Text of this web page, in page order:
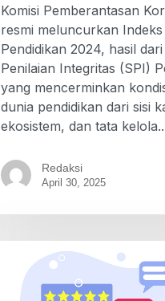
Komisi Pemberantasan
resmi meluncurkan
Pendidikan 2024, hasil
Penilaian Integritas (SPI)
yang mencerminkan
dunia pendidikan dari sisi
ekosistem, dan tata
Redaksi
April 30, 2025